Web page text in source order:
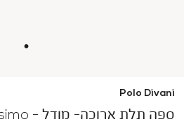
Polo Divani
ספה תלת ארוכה- מודל - Massimo